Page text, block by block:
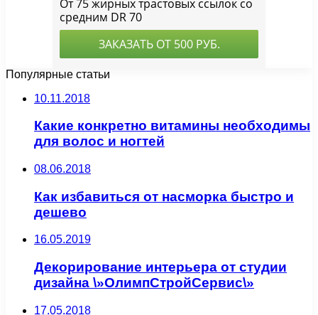
Популярные статьи
10.11.2018
Какие конкретно витамины необходимы
для волос и ногтей
08.06.2018
Как избавиться от насморка быстро и
дешево
16.05.2019
Декорирование интерьера от студии
дизайна \»ОлимпСтройСервис\»
17.05.2018